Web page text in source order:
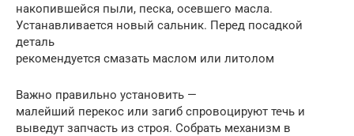
накопившейся пыли, песка, осевшего масла.
Устанавливается новый сальник. Перед посадкой
деталь
рекомендуется смазать маслом или литолом
Важно правильно установить —
малейший перекос или загиб спровоцируют течь и
выведут запчасть из строя. Собрать механизм в